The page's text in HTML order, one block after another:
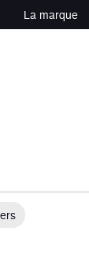
La marque